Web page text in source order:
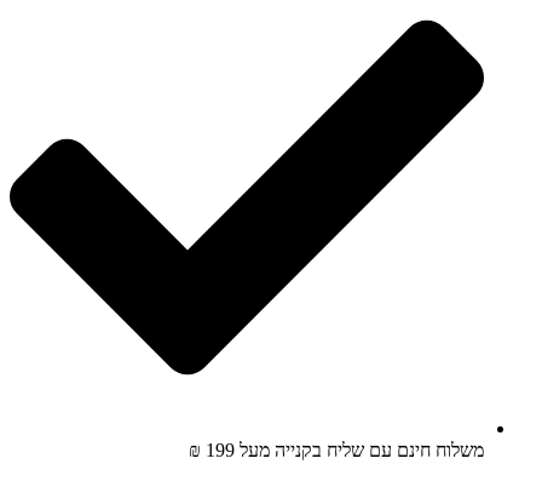
משלוח חינם עם שליח בקנייה מעל 199 ₪